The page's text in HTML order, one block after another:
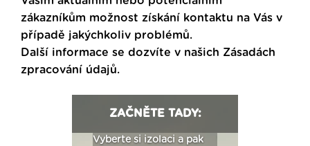
zákazníkům možnost získání kontaktu na Vás v
případě jakýchkoliv problémů.
Další informace se dozvíte v našich Zásadách
zpracování údajů.
ZAČNĚTE TADY:
Vyberte si izolaci a pak